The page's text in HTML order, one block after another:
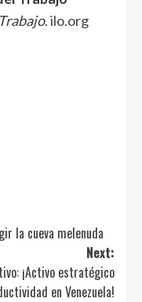
.ilo.org
la cueva melenuda
Next:
¡Activo estratégico
en Venezuela!